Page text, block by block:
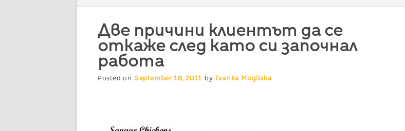
content
Две причини клиентът да се
откаже след като си започнал
работа
Posted on September 18, 2011 by Ivanka Mogilska